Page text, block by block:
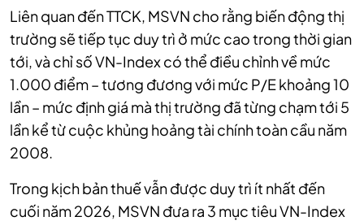
Liên quan đến TTCK, MSVN cho rằng biến động thị
trường sẽ tiếp tục duy trì ở mức cao trong thời gian
tới, và chỉ số VN-Index có thể điều chỉnh về mức
1.000 điểm – tương đương với mức P/E khoảng 10
lần – mức định giá mà thị trường đã từng chạm tới 5
lần kể từ cuộc khủng hoảng tài chính toàn cầu năm
2008.
Trong kịch bản thuế vẫn được duy trì ít nhất đến
cuối năm 2026, MSVN đưa ra 3 mục tiêu VN-Index